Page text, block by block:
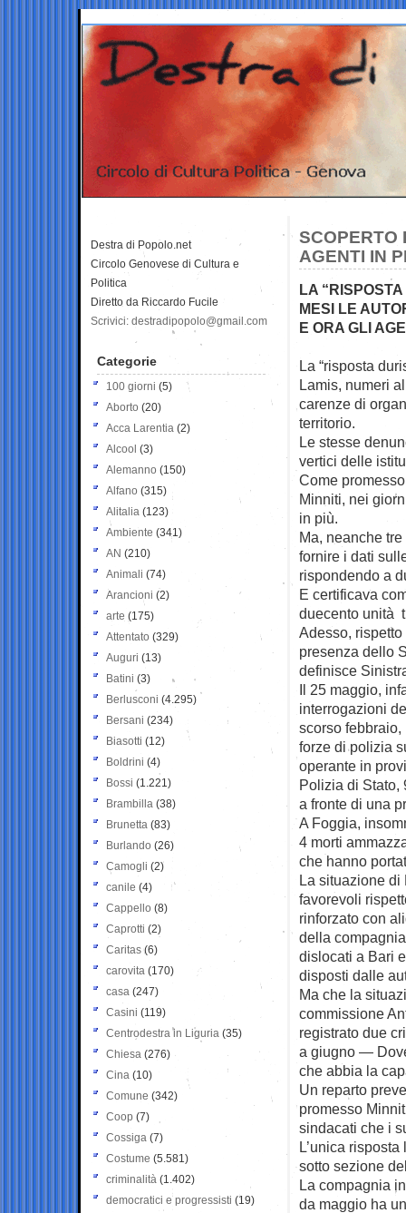
SCOPERTO
AGENTI IN
LA
MESI LE
E ORA GLI
La “risposta
Lamis, numeri
carenze di
territorio.
Le stesse
vertici delle
Come
Minniti, nei
in più.
Ma, neanche
fornire i dati
rispondendo a
E certificava
duecento unità
Adesso,
presenza dello
definisce
Il 25 maggio,
interrogazioni
scorso febbraio,
forze di polizia
operante in
Polizia di Stato,
a fronte di una
A Foggia,
4 morti
che hanno
La situazione di
favorevoli
rinforzato con
della
dislocati a Bari
disposti dalle
Ma che la
commissione
registrato due
a giugno —
che abbia la
Un reparto
promesso
sindacati che i
L’unica
sotto sezione
La compagnia
da maggio ha
Destra di Popolo.net
Circolo Genovese di Cultura e
Politica
Diretto da Riccardo Fucile
Scrivici: destradipopolo@gmail.com
Categorie
100 giorni (5)
Aborto (20)
Acca Larentia (2)
Alcool (3)
Alemanno (150)
Alfano (315)
Alitalia (123)
Ambiente (341)
AN (210)
Animali (74)
Arancioni (2)
arte (175)
Attentato (329)
Auguri (13)
Batini (3)
Berlusconi (4.295)
Bersani (234)
Biasotti (12)
Boldrini (4)
Bossi (1.221)
Brambilla (38)
Brunetta (83)
Burlando (26)
Camogli (2)
canile (4)
Cappello (8)
Caprotti (2)
Caritas (6)
carovita (170)
casa (247)
Casini (119)
Centrodestra in Liguria (35)
Chiesa (276)
Cina (10)
Comune (342)
Coop (7)
Cossiga (7)
Costume (5.581)
criminalità (1.402)
democratici e progressisti (19)